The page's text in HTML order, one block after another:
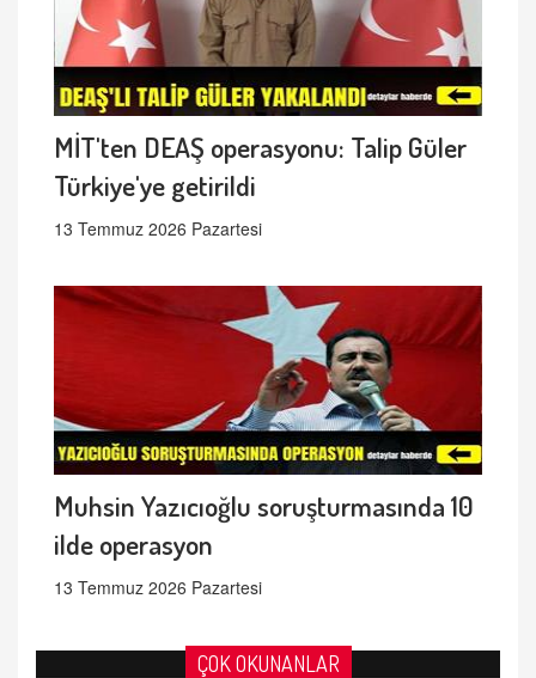
MİT'ten DEAŞ operasyonu: Talip Güler
Türkiye'ye getirildi
13 Temmuz 2026 Pazartesi
Muhsin Yazıcıoğlu soruşturmasında 10
ilde operasyon
13 Temmuz 2026 Pazartesi
ÇOK OKUNANLAR